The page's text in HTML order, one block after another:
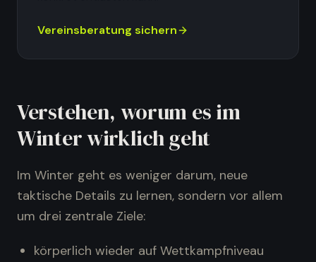
Vereinsberatung sichern
Verstehen, worum es im
Winter wirklich geht
Im Winter geht es weniger darum, neue
taktische Details zu lernen, sondern vor allem
um drei zentrale Ziele:
körperlich wieder auf Wettkampfniveau